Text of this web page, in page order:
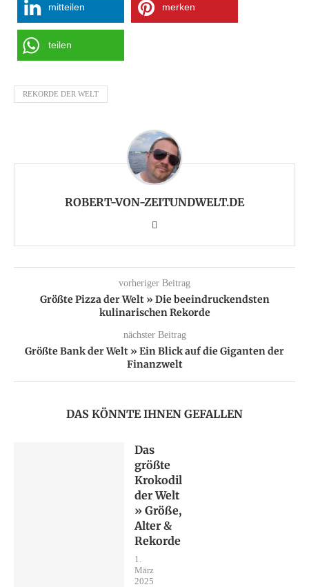
mitteilen merken
teilen
REKORDE DER WELT
ROBERT-VON-ZEITUNDWELT.DE
vorheriger Beitrag
Größte Pizza der Welt » Die beeindruckendsten
kulinarischen Rekorde
nächster Beitrag
Größte Bank der Welt » Ein Blick auf die Giganten der
Finanzwelt
DAS KÖNNTE IHNEN GEFALLEN
Das
größte
Krokodil
der Welt
» Größe,
Alter &
Rekorde
1.
März
2025